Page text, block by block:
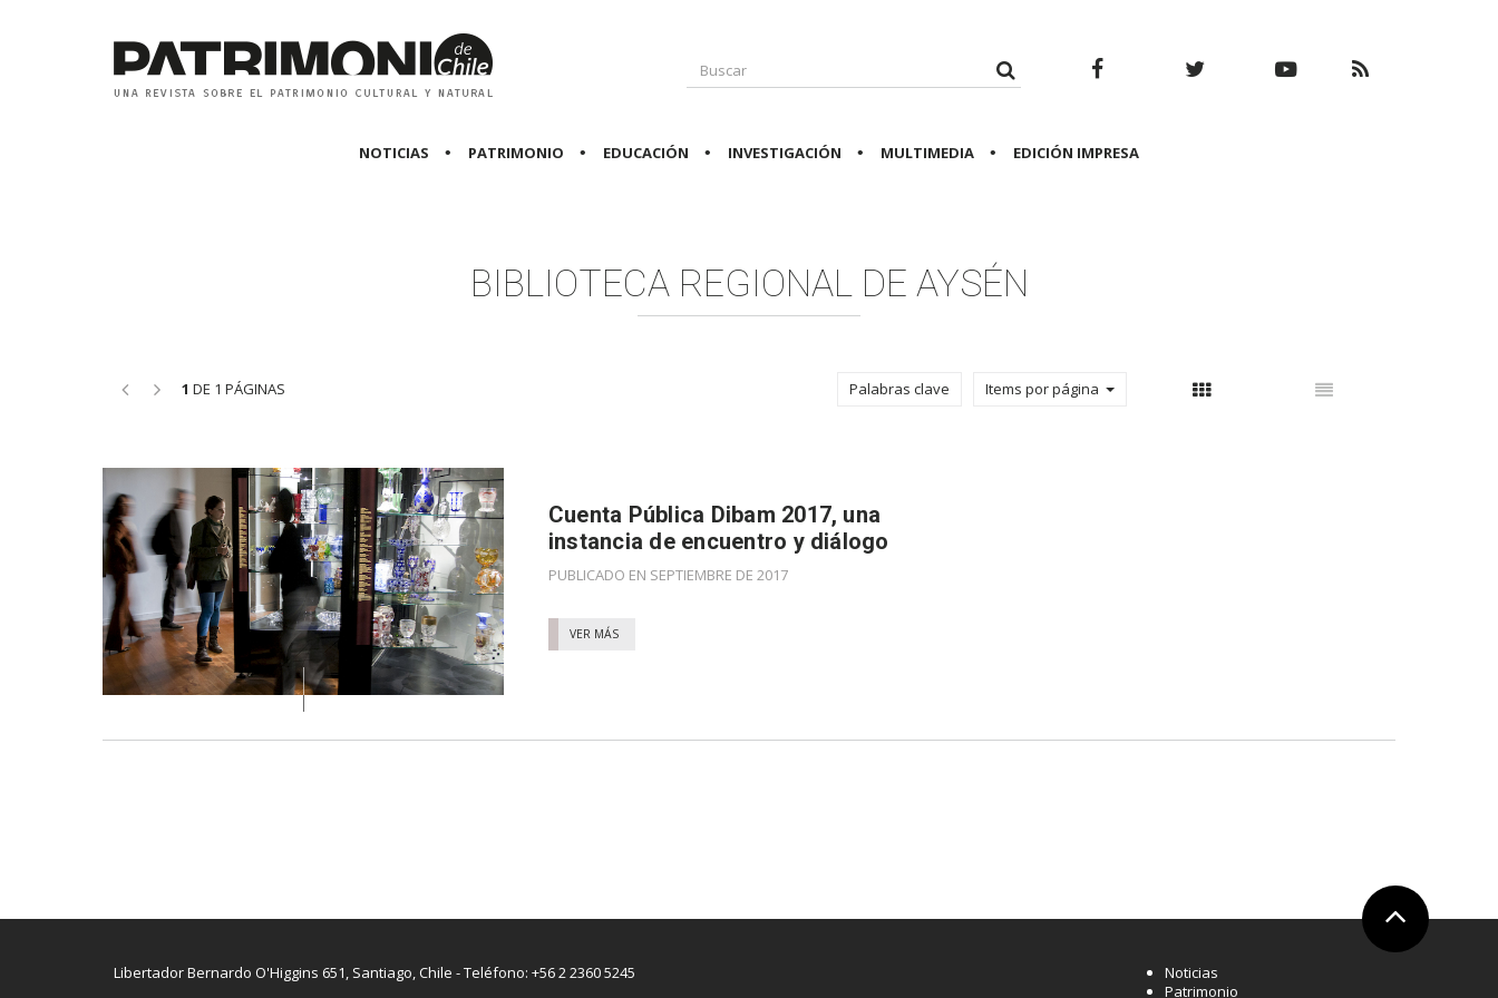
NOTICIAS PATRIMONIO EDUCACIÓN INVESTIGACIÓN MULTIMEDIA EDICIÓN IMPRESA
BIBLIOTECA REGIONAL DE AYSÉN
<< >> 1 DE 1 PÁGINAS Palabras clave Items por página Con thumbnail Sin thumbnail
Cuenta Pública Dibam 2017, una
instancia de encuentro y diálogo
PUBLICADO EN SEPTIEMBRE DE 2017
VER MÁS
Ir arriba
Libertador Bernardo O'Higgins 651, Santiago, Chile - Teléfono: +56 2 2360 5245
Noticias
Patrimonio